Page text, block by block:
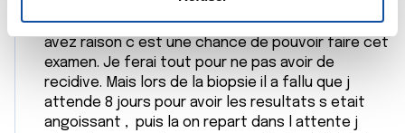
Les cookies nous permettent de personnaliser le contenu
et les annonces, d'offrir des fonctionnalités relatives aux
médias sociaux et d'analyser notre trafic. Nous
partageons également des informations sur l'utilisation de
notre site avec nos partenaires de médias sociaux, de
t
avait as eu lieu, il s est avancé en me disant:
bonnes nouvelles " radio + hormono). Oui vous
avez raison c est une chance de pouvoir faire cet
examen. Je ferai tout pour ne pas avoir de
recidive. Mais lors de la biopsie il a fallu que j
attende 8 jours pour avoir les resultats s etait
angoissant , puis la on repart dans l attente j